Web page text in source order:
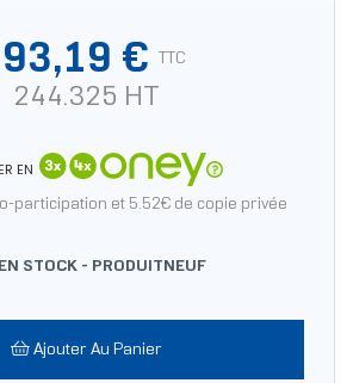
€ TTC
244.325 HT
EN
participation et 5.52€ de copie privée
EN STOCK - PRODUITNEUF
Ajouter Au Panier